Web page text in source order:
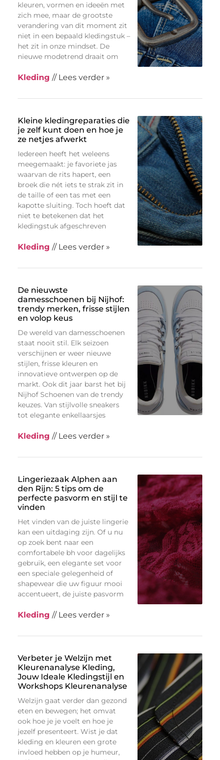
kleuren, vormen en ideeën met
zich mee, maar de grootste
verandering van dit moment zit
niet in een bepaald kledingstuk –
het zit in onze mindset. De
nieuwe modetrend draait om
Kleding // Lees verder »
Kleine kledingreparaties die
je zelf kunt doen en hoe je
ze netjes afwerkt
Iedereen heeft het weleens
meegemaakt: je favoriete jas
waarvan de rits hapert, een
broek die nét iets te strak zit in
de taille of een tas met een
kapotte sluiting. Toch hoeft dat
niet te betekenen dat het
kledingstuk afgeschreven
Kleding // Lees verder »
De nieuwste
damesschoenen bij Nijhof:
trendy merken, frisse stijlen
en volop keus
De wereld van damesschoenen
staat nooit stil. Elk seizoen
verschijnen er weer nieuwe
stijlen, frisse kleuren en
innovatieve ontwerpen op de
markt. Ook dit jaar barst het bij
Nijhof Schoenen van de trendy
keuzes. Van stijlvolle sneakers
tot elegante enkellaarsjes
Kleding // Lees verder »
Lingeriezaak Alphen aan
den Rijn: 5 tips om de
perfecte pasvorm en stijl te
vinden
Het vinden van de juiste lingerie
kan een uitdaging zijn. Of u nu
op zoek bent naar een
comfortabele bh voor dagelijks
gebruik, een elegante set voor
een speciale gelegenheid of
shapewear die uw figuur mooi
accentueert, de juiste pasvorm
Kleding // Lees verder »
Verbeter je Welzijn met
Kleurenanalyse Kleding,
Jouw Ideale Kledingstijl en
Workshops Kleurenanalyse
Welzijn gaat verder dan gezond
eten en bewegen; het omvat
ook hoe je je voelt en hoe je
jezelf presenteert. Wist je dat
kleding en kleuren een grote
invloed hebben op je humeur,